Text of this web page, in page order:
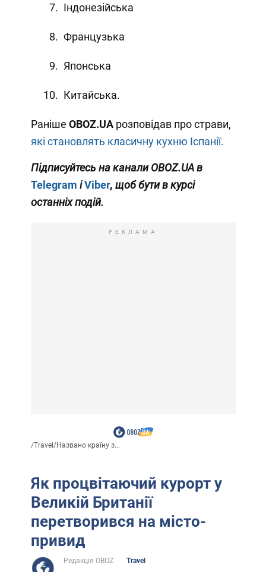
Індонезійська
Французька
Японська
Китайська.
Раніше OBOZ.UA розповідав про страви,
які становлять класичну кухню Іспанії.
Підписуйтесь на канали OBOZ.UA в
Telegram іViber, щоб бути в курсі
останніх подій.
РЕКЛАМА
/Travel/Названо країну з...
Як процвітаючий курорт у
Великій Британії
перетворився на місто-
привид
Редакція OBOZ
Travel